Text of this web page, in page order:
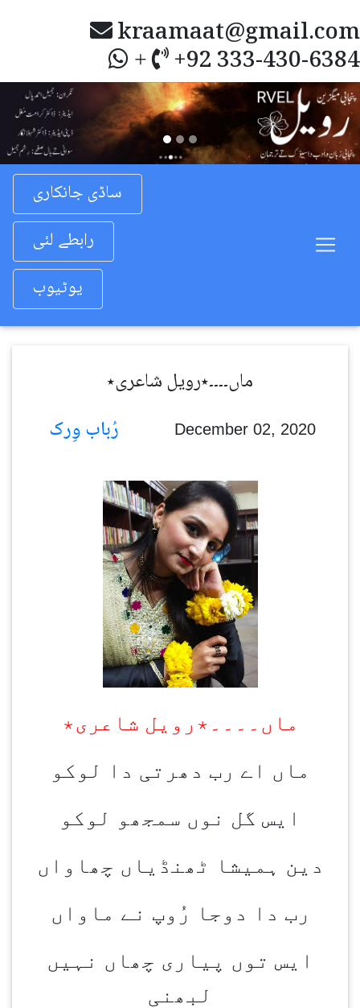
kraamaat@gmail.com
+ +92 333-430-6384
Previous
ساڈی جانکاری
رابطے لئی
یوٹیوب
ماں۔۔۔۔٭رویل شاعری٭
December 02, 2020
ماں۔۔۔۔٭رویل شاعری٭
ماں اے رب دھرتی دا لوکو
ایس گل نوں سمجھو لوکو
دین ہمیشا ٹھنڈیاں چھاواں
رب دا دوجا رُوپ نے ماواں
ایس توں پیاری چھاں نہیں
لبھنی